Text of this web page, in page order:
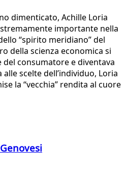
dimenticato, Achille Loria
importante nella
“spirito meridiano” del
della scienza economica si
consumatore e diventava
scelte dell’individuo, Loria
la “vecchia” rendita al cuore